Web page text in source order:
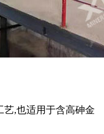
艺,也适用于含高砷金